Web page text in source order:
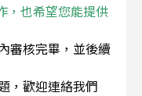
，也希望您能提供
審核完畢，並後續
，歡迎連絡我們